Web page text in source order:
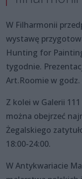
W Filharmonii
wystawę
Hunting for
tygodnie.
Art.Roomie w godz.
Z kolei w Galerii
można obejrzeć
Żegalskiego
18:00-24:00.
W Antykwariacie